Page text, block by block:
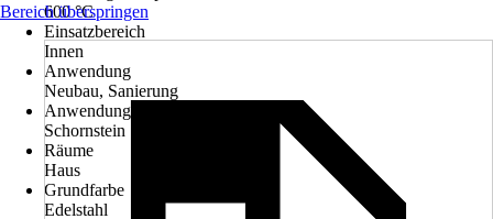
600 °C
Einsatzbereich
Innen
Anwendung
Neubau, Sanierung
Anwendungsbereich
Schornstein
Räume
Haus
Grundfarbe
Edelstahl
Bereich überspringen